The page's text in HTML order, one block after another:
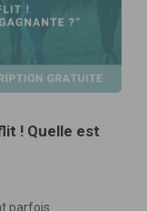
! Quelle est
parfois